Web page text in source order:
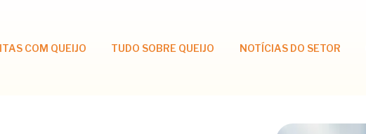
COM QUEIJO TUDO SOBRE QUEIJO NOTÍCIAS DO SETOR